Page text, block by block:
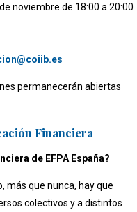
noviembre de 18:00 a 20:00
permanecerán abiertas
Financiera
de EFPA España?
más que nunca, hay que
colectivos y a distintos